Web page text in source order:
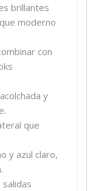
brillantes
moderno
con
y
que
y azul claro,